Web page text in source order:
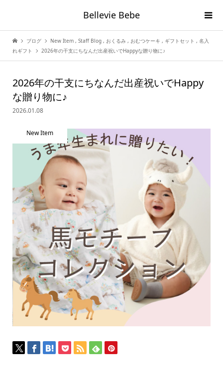
Bellevie Bebe
ブログ New Item , Staff Blog , おくるみ , おむつケーキ , ギフトセット , 名入
れギフト
2026年の干支にちなんだ出産祝いでHappyな贈り物に♪
2026年の干支にちなんだ出産祝いでHappy
な贈り物に♪
2026.01.08
New Item